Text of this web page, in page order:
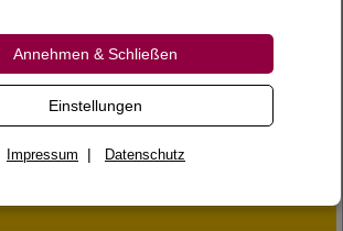
% MwSt.
Annehmen & Schließen
Einstellungen
Impressum | Datenschutz